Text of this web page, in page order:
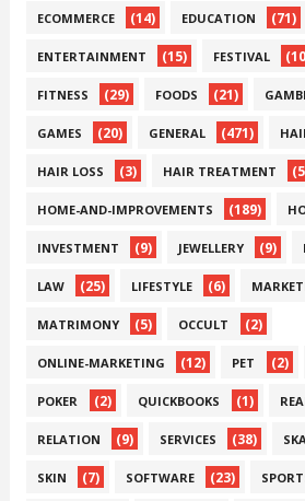
ECOMMERCE (14) EDUCATION (71)
ENTERTAINMENT (15) FESTIVAL
FITNESS (29) FOODS (21)
GAMES (20) GENERAL (471)
HAIR LOSS (3) HAIR TREATMENT
HOME-AND-IMPROVEMENTS (189)
INVESTMENT (9) JEWELLERY (9)
LAW (25) LIFESTYLE (6)
MATRIMONY (5) OCCULT (2)
ONLINE-MARKETING (12) PET (2)
POKER (2) QUICKBOOKS (1)
RELATION (9) SERVICES (38)
SKIN (7) SOFTWARE (23)